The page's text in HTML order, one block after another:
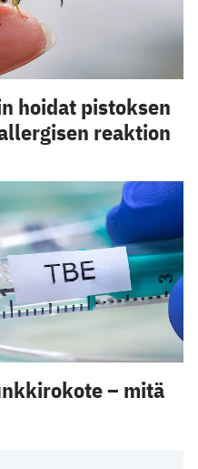
hoidat pistoksen
reaktion
– mitä